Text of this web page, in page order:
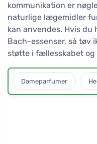
kommunikation er
naturlige lægemidler
kan anvendes. Hvis
Bach-essenser, så tøv
støtte i fællesskabet og
Dameparfumer